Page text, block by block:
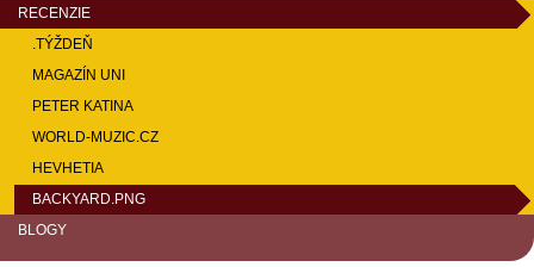
RECENZIE
.TÝŽDEŇ
MAGAZÍN UNI
PETER KATINA
WORLD-MUZIC.CZ
HEVHETIA
BACKYARD.PNG
BLOGY